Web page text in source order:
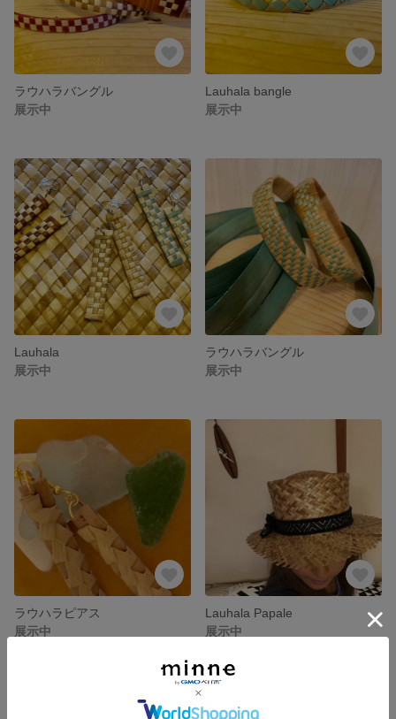
ラウハラバングル
展示中
Lauhala bangle
展示中
Lauhala
展示中
ラウハラバングル
展示中
ラウハラピアス
展示中
Lauhala Papale
展示中